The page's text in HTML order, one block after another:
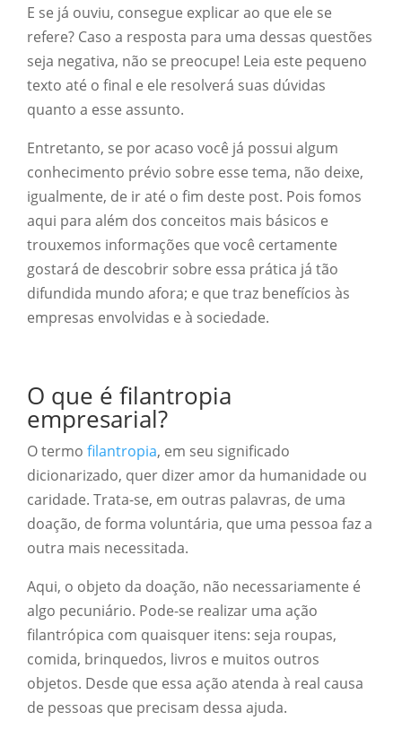
E se já ouviu, consegue explicar ao que ele se
refere? Caso a resposta para uma dessas questões
seja negativa, não se preocupe! Leia este pequeno
texto até o final e ele resolverá suas dúvidas
quanto a esse assunto.
Entretanto, se por acaso você já possui algum
conhecimento prévio sobre esse tema, não deixe,
igualmente, de ir até o fim deste post. Pois fomos
aqui para além dos conceitos mais básicos e
trouxemos informações que você certamente
gostará de descobrir sobre essa prática já tão
difundida mundo afora; e que traz benefícios às
empresas envolvidas e à sociedade.
O que é filantropia
empresarial?
O termo filantropia, em seu significado
dicionarizado, quer dizer amor da humanidade ou
caridade. Trata-se, em outras palavras, de uma
doação, de forma voluntária, que uma pessoa faz a
outra mais necessitada.
Aqui, o objeto da doação, não necessariamente é
algo pecuniário. Pode-se realizar uma ação
filantrópica com quaisquer itens: seja roupas,
comida, brinquedos, livros e muitos outros
objetos. Desde que essa ação atenda à real causa
de pessoas que precisam dessa ajuda.